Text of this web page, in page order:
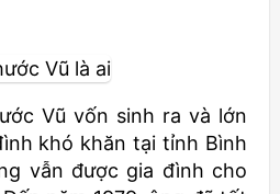
Vũ vốn sinh ra và lớn
khó khăn tại tỉnh Bình
vẫn được gia đình cho